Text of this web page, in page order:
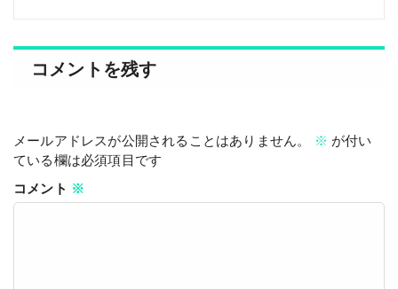
コメントを残す
メールアドレスが公開されることはありません。 ※ が付い
ている欄は必須項目です
コメント ※